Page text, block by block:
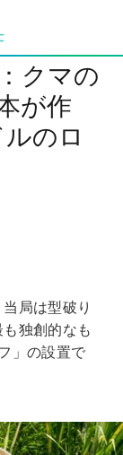
クマの
が作
のロ
局は型破り
独創的なも
」の設置で